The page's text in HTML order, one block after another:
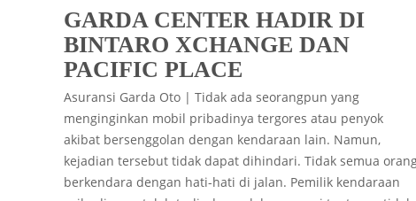
GARDA CENTER HADIR DI
BINTARO XCHANGE DAN
PACIFIC PLACE
Asuransi Garda Oto | Tidak ada seorangpun yang
menginginkan mobil pribadinya tergores atau penyok
akibat bersenggolan dengan kendaraan lain. Namun,
kejadian tersebut tidak dapat dihindari. Tidak semua
berkendara dengan hati-hati di jalan. Pemilik kendaraan